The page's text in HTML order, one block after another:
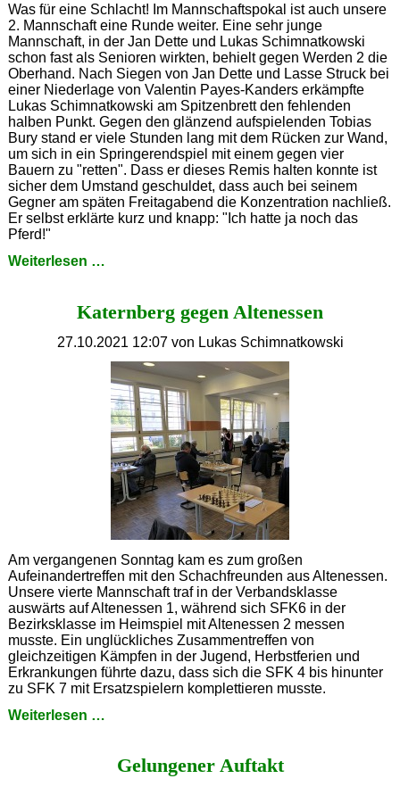
Was für eine Schlacht! Im Mannschaftspokal ist auch unsere
2. Mannschaft eine Runde weiter. Eine sehr junge
Mannschaft, in der Jan Dette und Lukas Schimnatkowski
schon fast als Senioren wirkten, behielt gegen Werden 2 die
Oberhand. Nach Siegen von Jan Dette und Lasse Struck bei
einer Niederlage von Valentin Payes-Kanders erkämpfte
Lukas Schimnatkowski am Spitzenbrett den fehlenden
halben Punkt. Gegen den glänzend aufspielenden Tobias
Bury stand er viele Stunden lang mit dem Rücken zur Wand,
um sich in ein Springerendspiel mit einem gegen vier
Bauern zu "retten". Dass er dieses Remis halten konnte ist
sicher dem Umstand geschuldet, dass auch bei seinem
Gegner am späten Freitagabend die Konzentration nachließ.
Er selbst erklärte kurz und knapp: "Ich hatte ja noch das
Pferd!"
Weiterlesen …
noch
Pferd!
Katernberg gegen Altenessen
27.10.2021 12:07von Lukas Schimnatkowski
Am vergangenen Sonntag kam es zum großen
Aufeinandertreffen mit den Schachfreunden aus Altenessen.
Unsere vierte Mannschaft traf in der Verbandsklasse
auswärts auf Altenessen 1, während sich SFK6 in der
Bezirksklasse im Heimspiel mit Altenessen 2 messen
musste. Ein unglückliches Zusammentreffen von
gleichzeitigen Kämpfen in der Jugend, Herbstferien und
Erkrankungen führte dazu, dass sich die SFK 4 bis hinunter
zu SFK 7 mit Ersatzspielern komplettieren musste.
Weiterlesen …
Gelungener Auftakt